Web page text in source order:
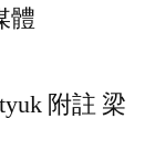
體
附註 梁